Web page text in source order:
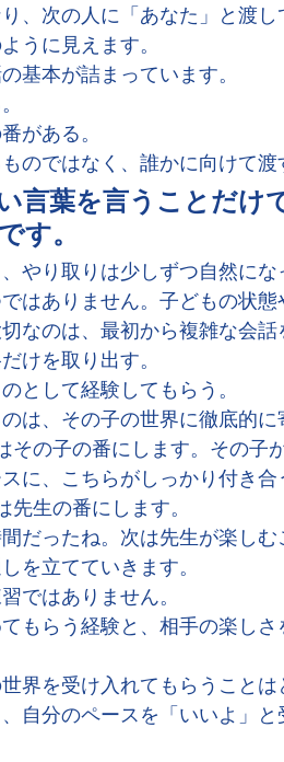
、次の人に「あなた」と渡し
うに見えます。
基本が詰まっています。
がある。
のではなく、誰かに向けて渡
言葉を言うことだけ
す。
やり取りは少しずつ自然にな
はありません。子どもの状
なのは、最初から複雑な会話
けを取り出す。
として経験してもらう。
は、その子の世界に徹底的に
その子の番にします。その子
に、こちらがしっかり付き合
生の番にします。
だったね。次は先生が楽しむ
を立てていきます。
ではありません。
もらう経験と、相手の楽し
界を受け入れてもらうこと
自分のペースを「いいよ」